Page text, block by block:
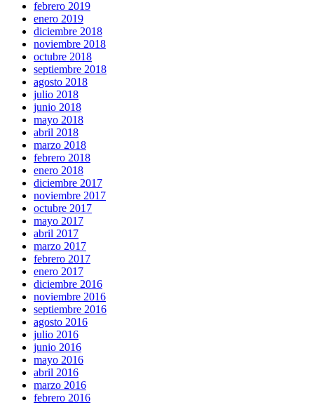
febrero 2019
enero 2019
diciembre 2018
noviembre 2018
octubre 2018
septiembre 2018
agosto 2018
julio 2018
junio 2018
mayo 2018
abril 2018
marzo 2018
febrero 2018
enero 2018
diciembre 2017
noviembre 2017
octubre 2017
mayo 2017
abril 2017
marzo 2017
febrero 2017
enero 2017
diciembre 2016
noviembre 2016
septiembre 2016
agosto 2016
julio 2016
junio 2016
mayo 2016
abril 2016
marzo 2016
febrero 2016